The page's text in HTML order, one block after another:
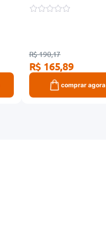
Comprimidos
R$ 190,17
R$ 165,89
comprar agora